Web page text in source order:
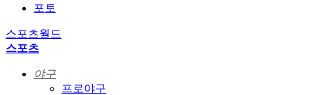
포토
스포츠월드
스포츠
야구
프로야구